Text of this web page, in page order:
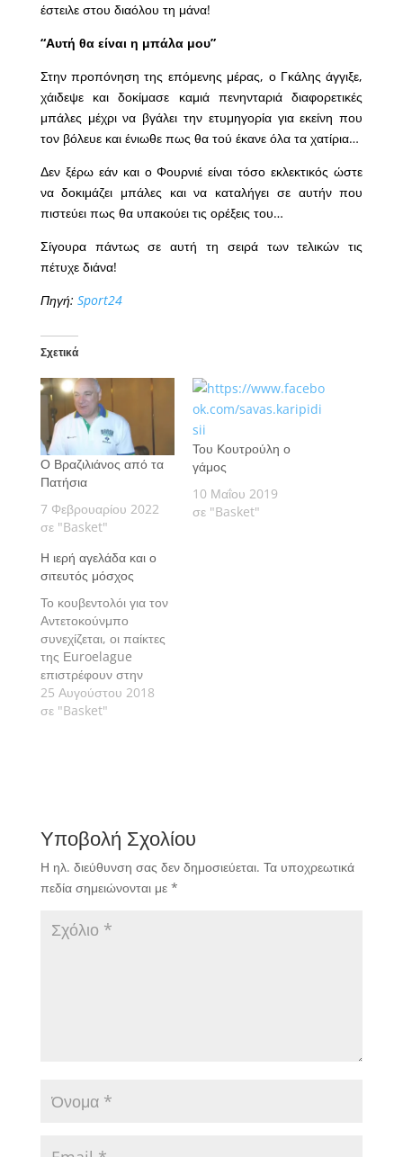
έστειλε στου διαόλου τη μάνα!
“Αυτή θα είναι η μπάλα μου”
Στην προπόνηση της επόμενης μέρας, ο Γκάλης άγγιξε,
χάιδεψε και δοκίμασε καμιά πενηνταριά διαφορετικές
μπάλες μέχρι να βγάλει την ετυμηγορία για εκείνη που
τον βόλευε και ένιωθε πως θα τού έκανε όλα τα χατίρια…
Δεν ξέρω εάν και ο Φουρνιέ είναι τόσο εκλεκτικός ώστε
να δοκιμάζει μπάλες και να καταλήγει σε αυτήν που
πιστεύει πως θα υπακούει τις ορέξεις του…
Σίγουρα πάντως σε αυτή τη σειρά των τελικών τις
πέτυχε διάνα!
Πηγή: Sport24
Σχετικά
Ο Βραζιλιάνος από τα
Πατήσια
7 Φεβρουαρίου 2022
σε "Basket"
Του Κουτρούλη ο
γάμος
10 Μαΐου 2019
σε "Basket"
Η ιερή αγελάδα και ο
σιτευτός μόσχος
Το κουβεντολόι για τον
Αντετοκούνμπο
συνεχίζεται, οι παίκτες
της Εuroelague
επιστρέφουν στην
Εθνική, τα δήθεν
«δεύτερα» δικαιούνται
25 Αυγούστου 2018
σε "Basket"
Υποβολή Σχολίου
Η ηλ. διεύθυνση σας δεν δημοσιεύεται. Τα υποχρεωτικά
πεδία σημειώνονται με *